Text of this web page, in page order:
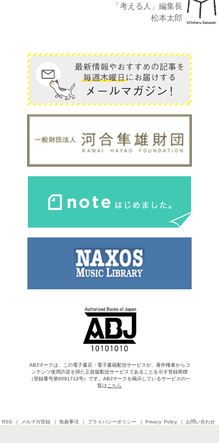
「考える人」編集長
松本太郎
ABJマークは、この電子書店・電子書籍配信サービスが、著作権者からコ
ンテンツ使用許諾を得た正規版配信サービスであることを示す登録商標
（登録番号第6091713号）です。ABJマークを掲示しているサービスの一
覧は こちら
RSS メルマガ登録 免責事項 プライバシーポリシー Privacy Policy お問い合わせ